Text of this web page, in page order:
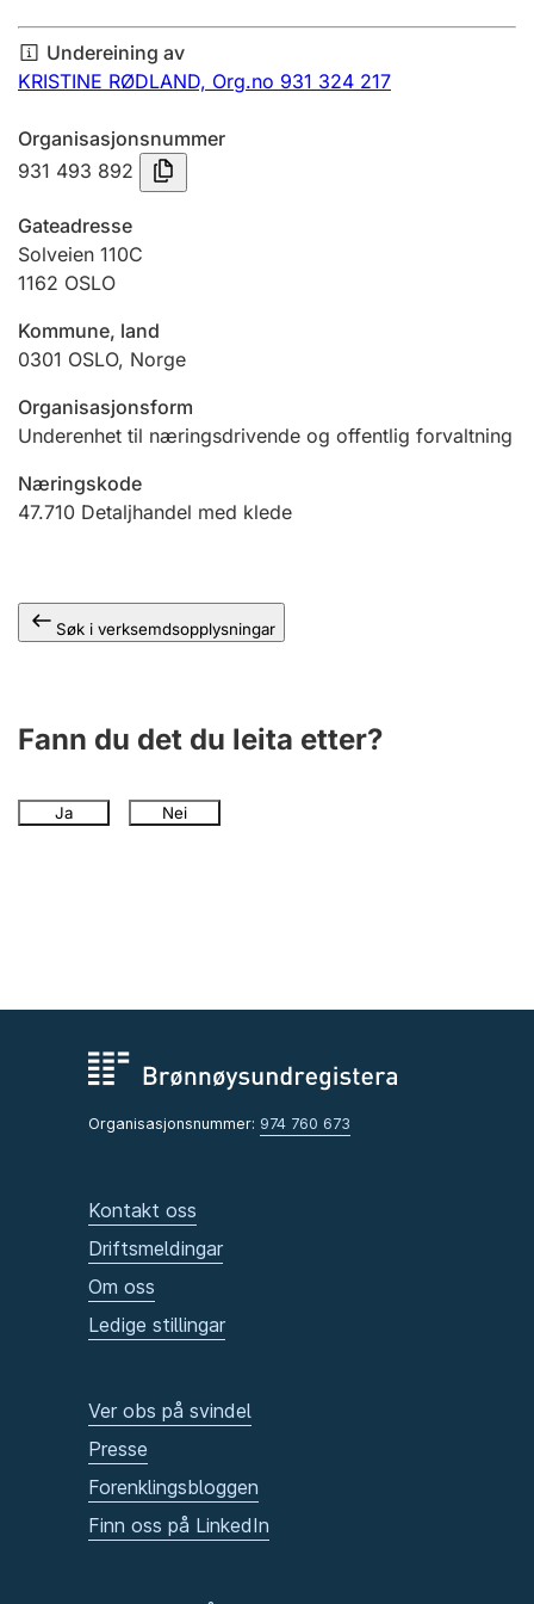
Årsrekneskap
Innsending og forseinkingsgebyr
Tinglysing
Jeger
Betaling og jegeravgiftskort
Ektepaktrettleiaren
Undereining av
KRISTINE RØDLAND, Org.no 931 324 217
Organisasjonsnummer
931 493 892
Gateadresse
Solveien 110C
1162 OSLO
Kommune, land
0301 OSLO, Norge
Organisasjonsform
Underenhet til næringsdrivende og offentlig forvaltning
Næringskode
47.710 Detaljhandel med klede
Søk i verksemdsopplysningar
Fann du det du leita etter?
Ja Nei
Organisasjonsnummer: 974 760 673
Kontakt oss
Driftsmeldingar
Om oss
Ledige stillingar
Ver obs på svindel
Presse
Forenklingsbloggen
Finn oss på LinkedIn